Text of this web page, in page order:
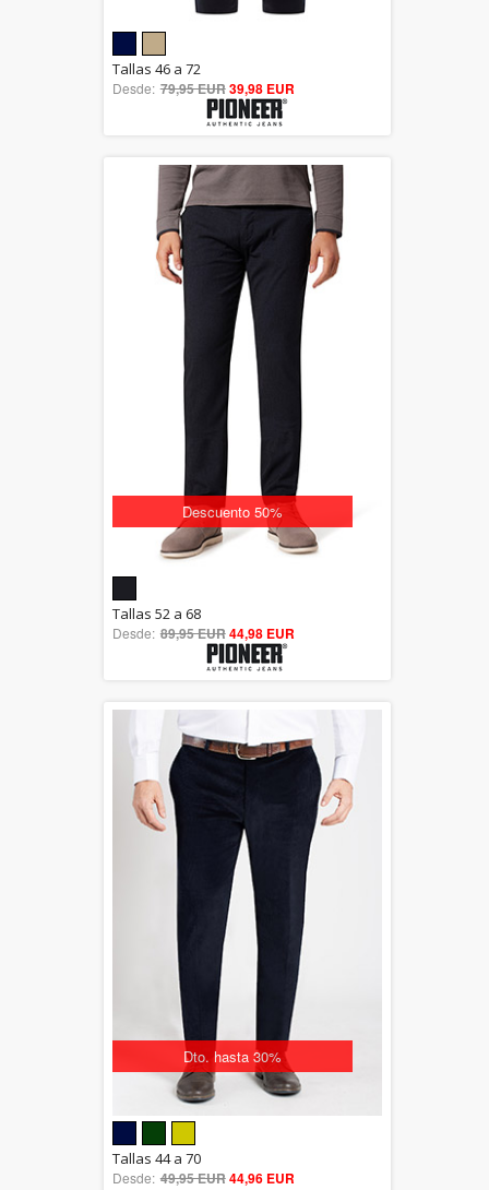
out of 5
Tallas 46 a 72
Desde: 79,95 EUR39,98 EUR
Descuento 50%
out of 5
Tallas 52 a 68
Desde: 89,95 EUR44,98 EUR
Dto. hasta 30%
out of 5
Tallas 44 a 70
Desde: 49,95 EUR44,96 EUR